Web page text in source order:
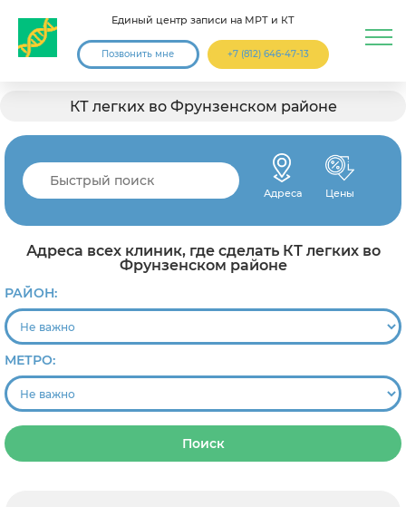
Единый центр записи на МРТ и КТ
Позвонить мне +7 (812) 646-47-13
КТ легких во Фрунзенском районе
Адреса Цены
Адреса всех клиник, где сделать КТ легких во
Фрунзенском районе
РАЙОН:
МЕТРО:
Поиск